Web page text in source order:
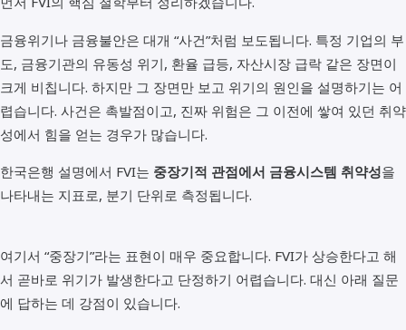
금융위기나 금융불안은 대개 “사건”처럼 보도됩니다. 특정 기업의 부
도, 금융기관의 유동성 위기, 환율 급등, 자산시장 급락 같은 장면이
크게 비칩니다. 하지만 그 장면만 보고 위기의 원인을 설명하기는 어
렵습니다. 사건은 촉발점이고, 진짜 위험은 그 이전에 쌓여 있던 취약
성에서 힘을 얻는 경우가 많습니다.
한국은행 설명에서 FVI는 중장기적 관점에서 금융시스템 취약성을
나타내는 지표로, 분기 단위로 측정됩니다.
여기서 “중장기”라는 표현이 매우 중요합니다. FVI가 상승한다고 해
서 곧바로 위기가 발생한다고 단정하기 어렵습니다. 대신 아래 질문
에 답하는 데 강점이 있습니다.